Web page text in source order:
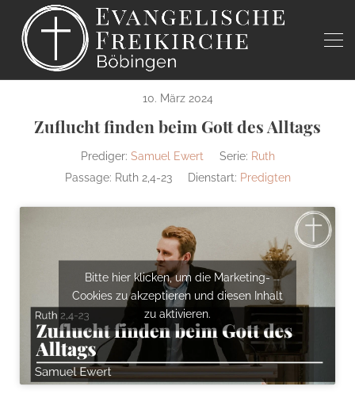
10. März 2024
Zuflucht finden beim Gott des Alltags
Prediger: Samuel Ewert Serie: Ruth
Passage: Ruth 2,4-23 Dienstart: Predigten
Bitte hier klicken, um die Marketing-
Cookies zu akzeptieren und diesen Inhalt
zu aktivieren.